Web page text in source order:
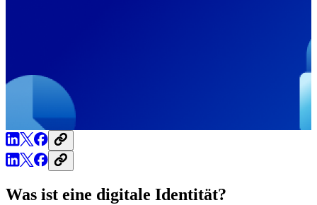
Was ist eine digitale Identität?